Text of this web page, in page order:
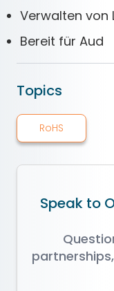
Verwalten von
Bereit für Aud
Topics
RoHS
Speak to